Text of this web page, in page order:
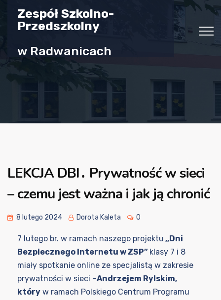
Zespół Szkolno-
Przedszkolny
w Radwanicach
LEKCJA DBI․ Prywatność w sieci
– czemu jest ważna i jak ją chronić
8 lutego 2024 Dorota Kaleta 0
7 lutego br. w ramach naszego projektu ,,Dni
Bezpiecznego Internetu w ZSP” klasy 7 i 8
miały spotkanie online ze specjalistą w zakresie
prywatności w sieci –Andrzejem Rylskim,
który w ramach Polskiego Centrum Programu